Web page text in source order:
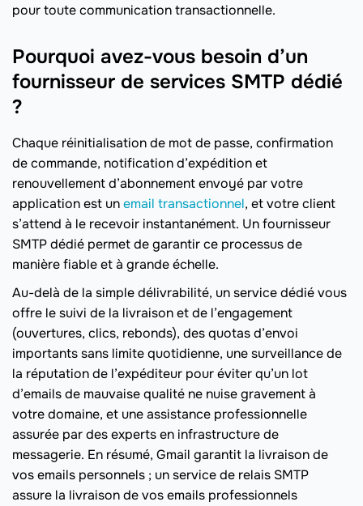
pour toute communication transactionnelle.
Pourquoi avez-vous besoin d’un
fournisseur de services SMTP dédié
?
Chaque réinitialisation de mot de passe, confirmation
de commande, notification d’expédition et
renouvellement d’abonnement envoyé par votre
application est unemail transactionnel, et votre client
s’attend à le recevoir instantanément. Un fournisseur
SMTP dédié permet de garantir ce processus de
manière fiable et à grande échelle.
Au-delà de la simple délivrabilité, un service dédié vous
offre le suivi de la livraison et de l’engagement
(ouvertures, clics, rebonds), des quotas d’envoi
importants sans limite quotidienne, une surveillance de
la réputation de l’expéditeur pour éviter qu’un lot
d’emails de mauvaise qualité ne nuise gravement à
votre domaine, et une assistance professionnelle
assurée par des experts en infrastructure de
messagerie. En résumé, Gmail garantit la livraison de
vos emails personnels ; un service de relais SMTP
assure la livraison de vos emails professionnels